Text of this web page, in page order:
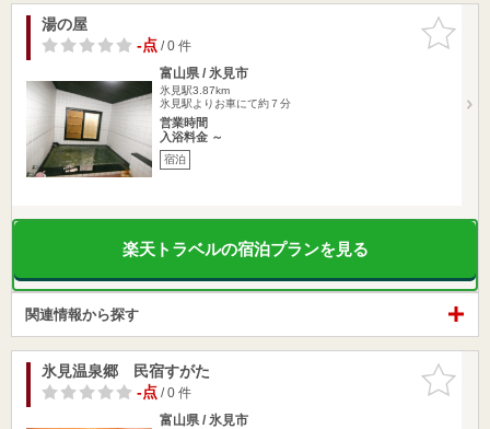
お気に入
りに追加
湯の屋
-点/ 0 件
富山県 / 氷見市
氷見駅3.87km
氷見駅よりお車にて約７分
営業時間
入浴料金 ～
宿泊
楽天トラベルの宿泊プランを見る
関連情報から探す
お気に入
りに追加
氷見温泉郷 民宿すがた
-点/ 0 件
富山県 / 氷見市